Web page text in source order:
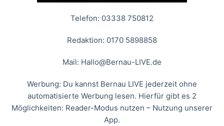
Telefon: 03338 750812
Redaktion: 0170 5898858
Mail: Hallo@Bernau-LIVE.de
Werbung: Du kannst Bernau LIVE jederzeit ohne
automatisierte Werbung lesen. Hierfür gibt es 2
Möglichkeiten: Reader-Modus nutzen – Nutzung unserer
App.